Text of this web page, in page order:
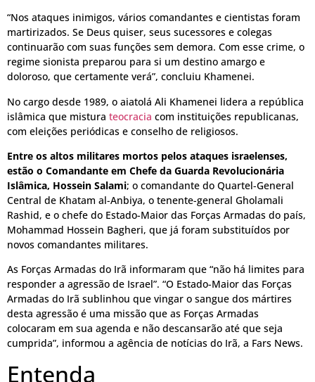
“Nos ataques inimigos, vários comandantes e cientistas foram
martirizados. Se Deus quiser, seus sucessores e colegas
continuarão com suas funções sem demora. Com esse crime, o
regime sionista preparou para si um destino amargo e
doloroso, que certamente verá”, concluiu Khamenei.
No cargo desde 1989, o aiatolá Ali Khamenei lidera a república
islâmica que mistura teocracia com instituições republicanas,
com eleições periódicas e conselho de religiosos.
Entre os altos militares mortos pelos ataques israelenses,
estão o Comandante em Chefe da Guarda Revolucionária
Islâmica, Hossein Salami; o comandante do Quartel-General
Central de Khatam al-Anbiya, o tenente-general Gholamali
Rashid, e o chefe do Estado-Maior das Forças Armadas do país,
Mohammad Hossein Bagheri, que já foram substituídos por
novos comandantes militares.
As Forças Armadas do Irã informaram que “não há limites para
responder a agressão de Israel”. “O Estado-Maior das Forças
Armadas do Irã sublinhou que vingar o sangue dos mártires
desta agressão é uma missão que as Forças Armadas
colocaram em sua agenda e não descansarão até que seja
cumprida”, informou a agência de notícias do Irã, a Fars News.
Entenda